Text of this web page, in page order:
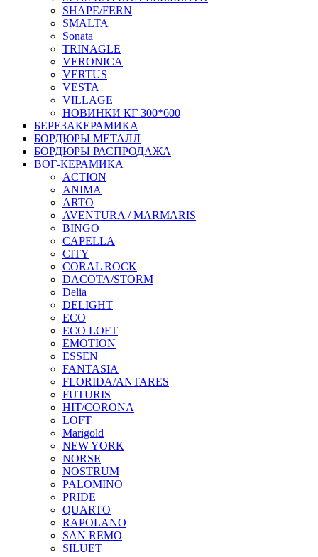
SHAPE/FERN
SMALTA
Sonata
TRINAGLE
VERONICA
VERTUS
VESTA
VILLAGE
НОВИНКИ КГ 300*600
БЕРЕЗАКЕРАМИКА
БОРДЮРЫ МЕТАЛЛ
БОРДЮРЫ РАСПРОДАЖА
ВОГ-КЕРАМИКА
ACTION
ANIMA
ARTO
AVENTURA / MARMARIS
BINGO
CAPELLA
CITY
CORAL ROCK
DACOTA/STORM
Delia
DELIGHT
ECO
ECO LOFT
EMOTION
ESSEN
FANTASIA
FLORIDA/ANTARES
FUTURIS
HIT/CORONA
LOFT
Marigold
NEW YORK
NORSE
NOSTRUM
PALOMINO
PRIDE
QUARTO
RAPOLANO
SAN REMO
SILUET